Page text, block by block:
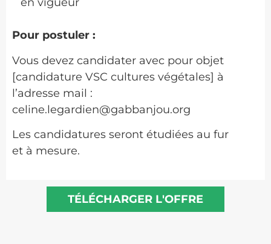
Pour postuler :
Vous devez candidater avec pour objet
[candidature VSC cultures végétales] à
l’adresse mail :
celine.legardien@gabbanjou.org
Les candidatures seront étudiées au fur
et à mesure.
TÉLÉCHARGER L'OFFRE